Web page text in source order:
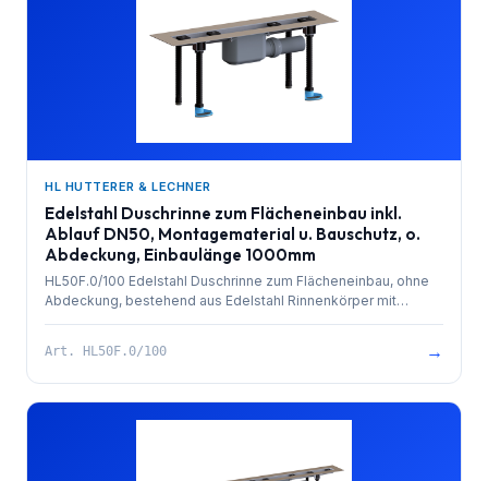
HL HUTTERER & LECHNER
Edelstahl Duschrinne zum Flächeneinbau inkl.
Ablauf DN50, Montagematerial u. Bauschutz, o.
Abdeckung, Einbaulänge 1000mm
HL50F.0/100 Edelstahl Duschrinne zum Flächeneinbau, ohne
Abdeckung, bestehend aus Edelstahl Rinnenkörper mit
besandetem Flansch zur Anbindung an Verbundabdichtungen,
herausziehbarem Geruchsverschluss. Rinnenkörper mit
Selbstreinigungseffekt durch innenliegendes Gefälle.
Ablaufleistung 0,8 l/sek. 4 Stk. höhenverstellbare,
schallentkoppelte Montagefüße und Bauschutz. Einbaulänge
Art. HL50F.0/100 →